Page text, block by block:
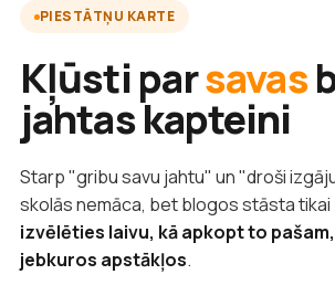
PIESTĀTŅU KARTE
Kļūsti parsavas
jahtas kapteini
Starp "gribu savu jahtu" un "droši
skolās nemāca, bet blogos stāsta tikai
izvēlēties laivu, kā apkopt to
jebkuros apstākļos.